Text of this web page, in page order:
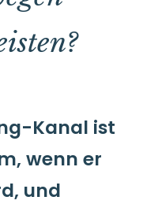
Kanal ist
wenn er
und